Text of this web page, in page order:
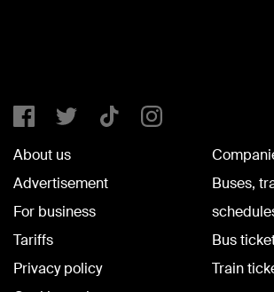
About us
Advertisement
For business
Tariffs
Privacy policy
Buses,
Bus
Train